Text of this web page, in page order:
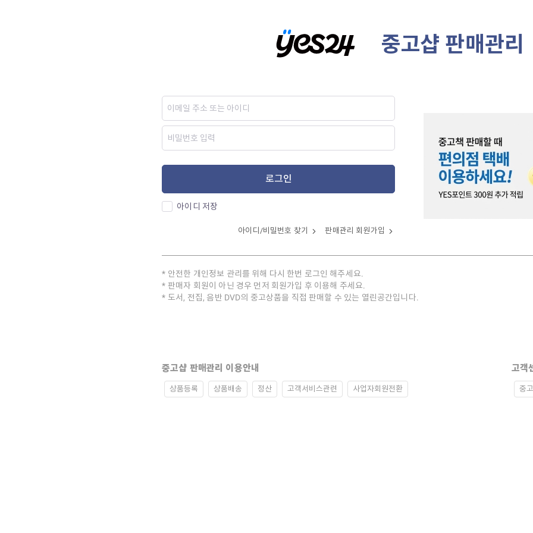
중고샵 판매관리
로그인
아이디 저장
아이디/비밀번호 찾기 판매관리 회원가입
안전한 개인정보 관리를 위해 다시 한번 로그인 해주세요.
판매자 회원이 아닌 경우 먼저 회원가입 후 이용해 주세요.
도서, 전집, 음반 DVD의 중고상품을 직접 판매할 수 있는 열린공간입니다.
중고샵 판매관리 이용안내
상품등록 상품배송 정산 고객서비스관련 사업자회원전환
고객
중